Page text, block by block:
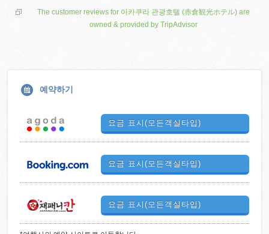
The customer reviews for 아카쿠라 관광호텔 (赤倉観光ホテル) are
owned & provided by TripAdvisor
예약하기
요금 표시(모든객실타입)
요금 표시(모든객실타입)
요금 표시(모든객실타입)